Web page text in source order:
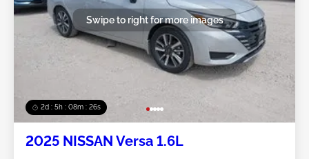
2d : 5h : 08m : 24s
Swipe to right for more images
2025 NISSAN Versa 1.6L